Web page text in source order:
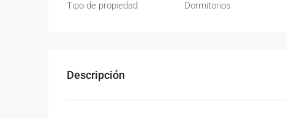
Tipo de propiedad
Dormitorios
Descripción